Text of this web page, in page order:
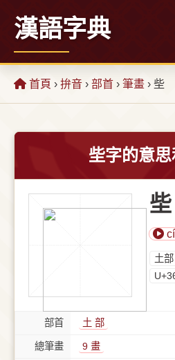
漢語字典
首頁 › 拚音 › 部首 › 筆畫 › 㘹
㘹字的意
㘹
cí
⼟部
部首 ⼟ 部
總筆畫 9 畫